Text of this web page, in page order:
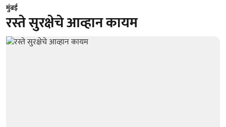
मुंबई
रस्ते सुरक्षेचे आव्हान कायम